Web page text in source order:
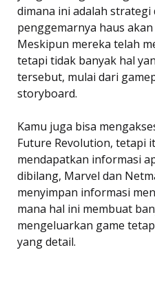
dimana ini adalah
penggemarnya haus
Meskipun mereka telah
tetapi tidak banyak hal
tersebut, mulai dari
storyboard.
Kamu juga bisa
Future Revolution, tetapi
mendapatkan informasi
dibilang, Marvel dan
menyimpan informasi
mana hal ini membuat
mengeluarkan game
yang detail.